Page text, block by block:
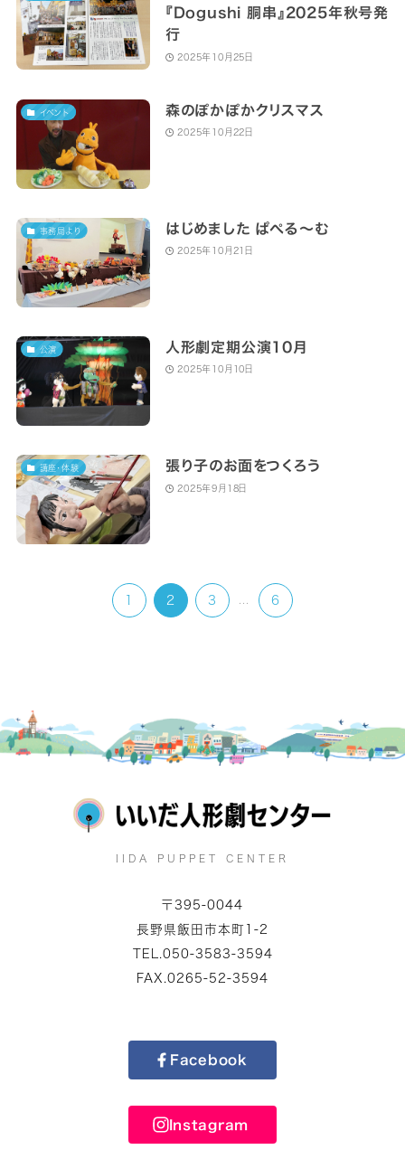
『Dogushi 胴串』2025年秋号発
行
2025年10月25日
イベント 森のぽかぽかクリスマス
2025年10月22日
事務局より はじめました ぱぺる～む
2025年10月21日
公演 人形劇定期公演10月
2025年10月10日
講座・体験 張り子のお面をつくろう
2025年9月18日
2 3 6
IIDA PUPPET CENTER
〒395-0044
長野県飯田市本町1-2
TEL.050-3583-3594
FAX.0265-52-3594
Facebook
Instagram